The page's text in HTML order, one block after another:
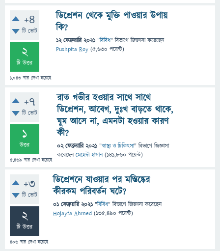
+4
টি ভোট
2
টি উত্তর
1,043 বার দেখা হয়েছে
ডিপ্রেশন থেকে মুক্তি পাওয়ার উপায়
কি?
12 ফেব্রুয়ারি 2021 "বিবিধ" বিভাগে জিজ্ঞাসাকরেছেন
Pushpita Roy (5,630 পয়েন্ট)
+7
টি ভোট
1
উত্তর
5,469 বার দেখা হয়েছে
রাত গভীর হওয়ার সাথে সাথে
ডিপ্রেশন, আবেগ, দুঃখ বাড়তে থাকে,
ঘুম আসে না, এমনটা হওয়ার কারণ
কী?
02 ফেব্রুয়ারি 2021 "স্বাস্থ্য ও চিকিৎসা" বিভাগে জিজ্ঞাসা
করেছেনমেহেদী হাসান (141,860 পয়েন্ট)
+3
টি ভোট
2
টি উত্তর
406 বার দেখা হয়েছে
ডিপ্রেশনে যাওয়ার পর মস্তিষ্কের
কীরকম পরিবর্তন ঘটে?
01 ফেব্রুয়ারি 2021 "বিবিধ" বিভাগে জিজ্ঞাসাকরেছেন
Hojayfa Ahmed (135,490 পয়েন্ট)